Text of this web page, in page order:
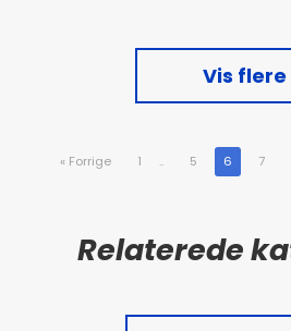
Vis flere
« Forrige 1 .. 5 6 7